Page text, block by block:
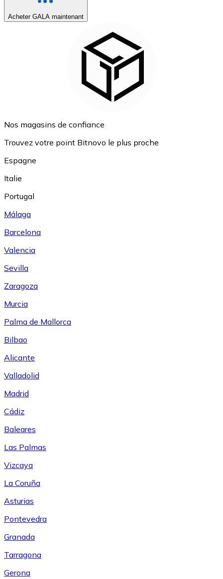
Acheter GALA maintenant
Nos magasins de confiance
Trouvez votre point Bitnovo le plus proche
Espagne
Italie
Portugal
Málaga
Barcelona
Valencia
Sevilla
Zaragoza
Murcia
Palma de Mallorca
Bilbao
Alicante
Valladolid
Madrid
Cádiz
Baleares
Las Palmas
Vizcaya
La Coruña
Asturias
Pontevedra
Granada
Tarragona
Gerona